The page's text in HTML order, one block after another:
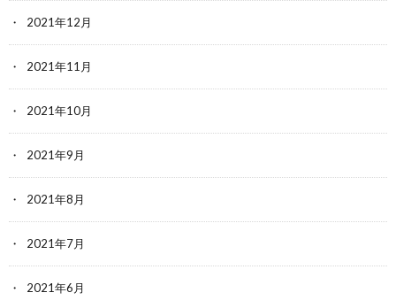
2021年12月
2021年11月
2021年10月
2021年9月
2021年8月
2021年7月
2021年6月